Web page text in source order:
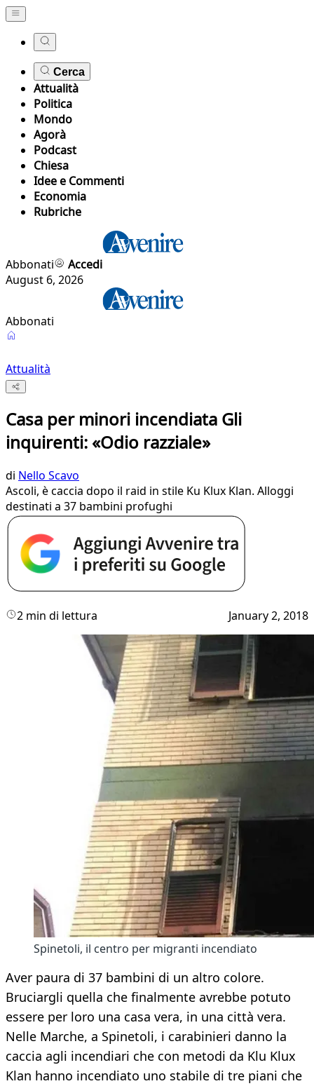
Cerca
Attualità
Politica
Mondo
Agorà
Podcast
Chiesa
Idee e Commenti
Economia
Rubriche
Abbonati
Accedi
August 6, 2026
Abbonati
Attualità
Casa per minori incendiata Gli
inquirenti: «Odio razziale»
di Nello Scavo
Ascoli, è caccia dopo il raid in stile Ku Klux Klan. Alloggi
destinati a 37 bambini profughi
2 min di lettura January 2, 2018
Spinetoli, il centro per migranti incendiato
Aver paura di 37 bambini di un altro colore.
Bruciargli quella che finalmente avrebbe potuto
essere per loro una casa vera, in una città vera.
Nelle Marche, a Spinetoli, i carabinieri danno la
caccia agli incendiari che con metodi da Klu Klux
Klan hanno incendiato uno stabile di tre piani che